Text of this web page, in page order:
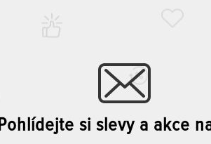
Pohlídejte si slevy a akce